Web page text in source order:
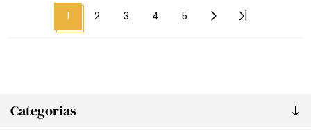
Categorias
1 2 3 4 5